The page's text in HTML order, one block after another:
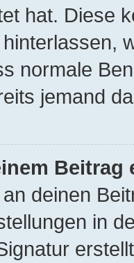
hat. Diese
normale
jemand
deinen
in